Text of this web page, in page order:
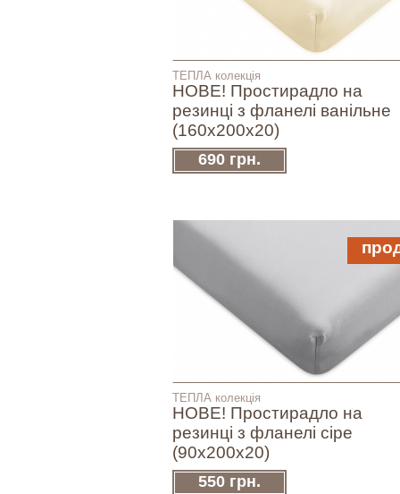
ТЕПЛА колекція
НОВЕ! Простирадло на
резинці з фланелі ванільне
(160х200х20)
690 грн.
ТЕПЛА колекція
НОВЕ! Простирадло на
резинці з фланелі сіре
(90х200х20)
550 грн.